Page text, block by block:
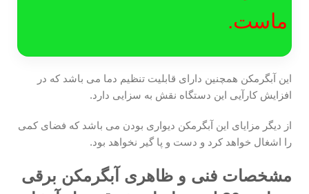
ماست.
این آبگرمکن همچنین دارای قابلیت تنظیم دما می باشد که در
افزایش کارآیی این دستگاه نقش به سزایی دارد.
از دیگر مزایای این آبگرمکن دیواری بودن می باشد که فضای کمی
را اشغال خواهد کرد و دست و پا گیر نخواهد بود.
مشخصات فنی و ظاهری آبگرمکن برقی